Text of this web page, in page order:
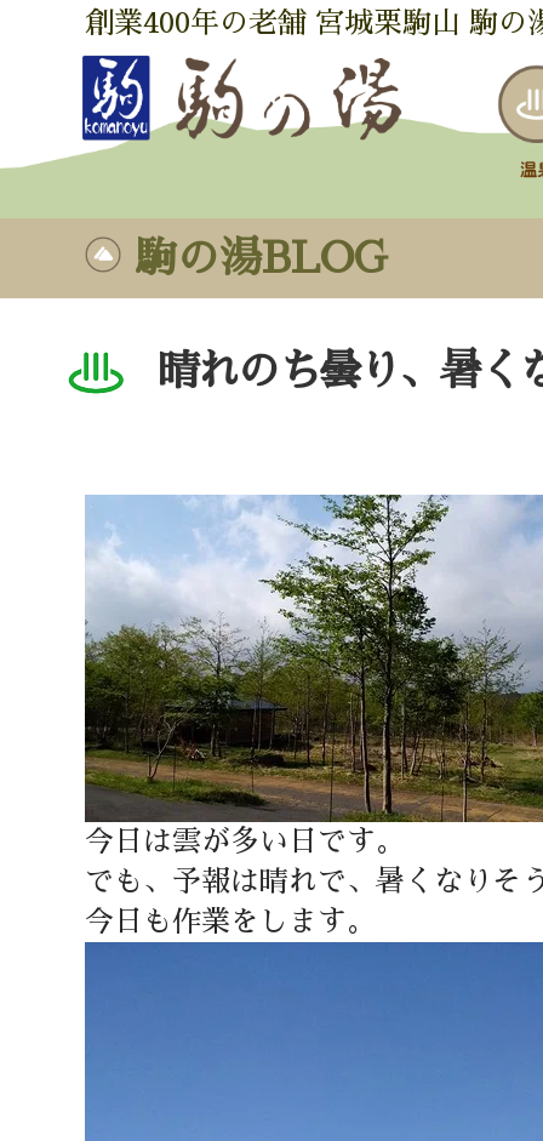
創業400年の老舗 宮城栗駒山 駒の
駒の湯BLOG
晴れのち曇り、暑く
今日は雲が多い日です。
でも、予報は晴れで、暑くなりそ
今日も作業をします。